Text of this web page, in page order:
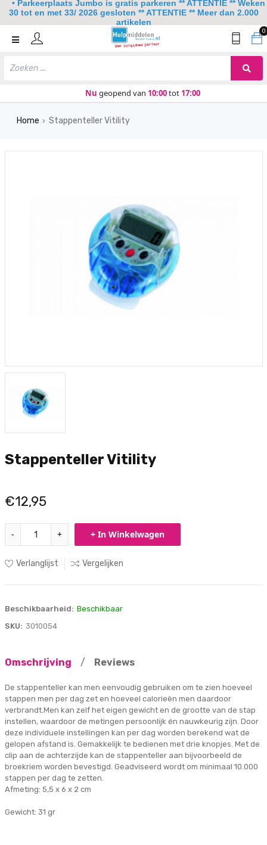
0
Nu geopend van 10:00tot 17:00
Home
Home › Stappenteller Vitility
Stappenteller Vitility
€12,95
- + + In Winkelwagen
Verlanglijst Vergelijken
Beschikbaarheid: Beschikbaar
SKU: 3010054
Omschrijving / Reviews
De stappenteller kan men eenvoudig gebruiken om te zien hoeveel
stappen men per dag zet en hoeveel calorieën men daardoor
verbrandt.Men kan zelf het eigen gewicht en de grootte van de stap
instellen, waardoor de metingen persoonlijk én nauwkeurig zijn. Door
deze individuele instellingen kan per dag worden berekend wat de
gelopen afstand is. Gemakkelijk te bedienen met drie knopjes. Met de
clip aan de achterzijde kan de stappenteller aan bijvoorbeeld de
broekriem worden bevestigd. Geadviseerd wordt om minimaal 10.000
stappen per dag te zetten.
Afmeting: 5,5 x 6 x 2 cm
Gewicht: 31 gr
• Parkeerplaats Jumbo is gratis parkeren ** ATTENTIE ** Weken
30 tot en met 33/ 2026 gesloten ** ATTENTIE ** Meer dan 2.000
artikelen